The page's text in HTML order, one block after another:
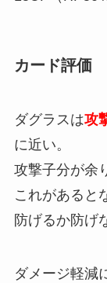
カード評価
ダグラスは攻
に近い。
攻撃子分が余
これがあると
防げるか防げ
ダメージ軽減